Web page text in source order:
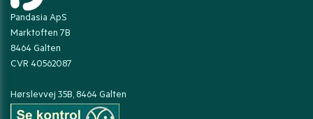
Pandasia ApS
Marktoften 7B
8464 Galten
CVR 40562087
Hørslevvej 35B, 8464 Galten